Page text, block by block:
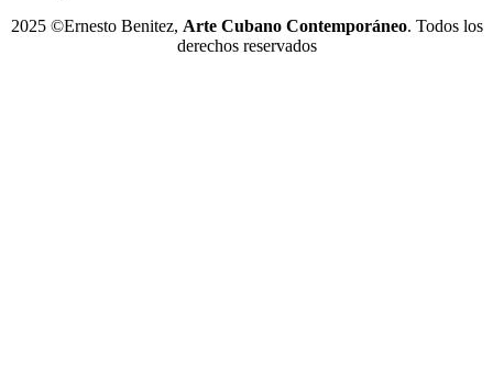
2025 ©Ernesto Benitez, Arte Cubano Contemporáneo. Todos los
derechos reservados